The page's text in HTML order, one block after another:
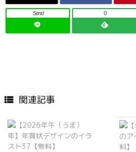
Send 0
 関連記事